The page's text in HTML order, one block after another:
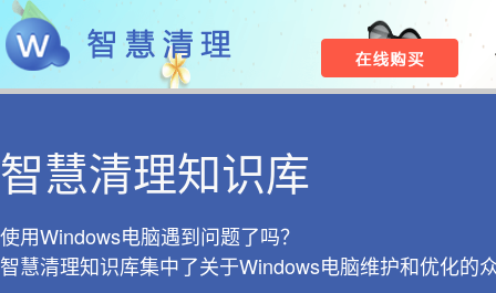
智慧清理知识库
使用Windows电脑遇到问题了吗？
智慧清理知识库集中了关于Windows电脑维护和优化的